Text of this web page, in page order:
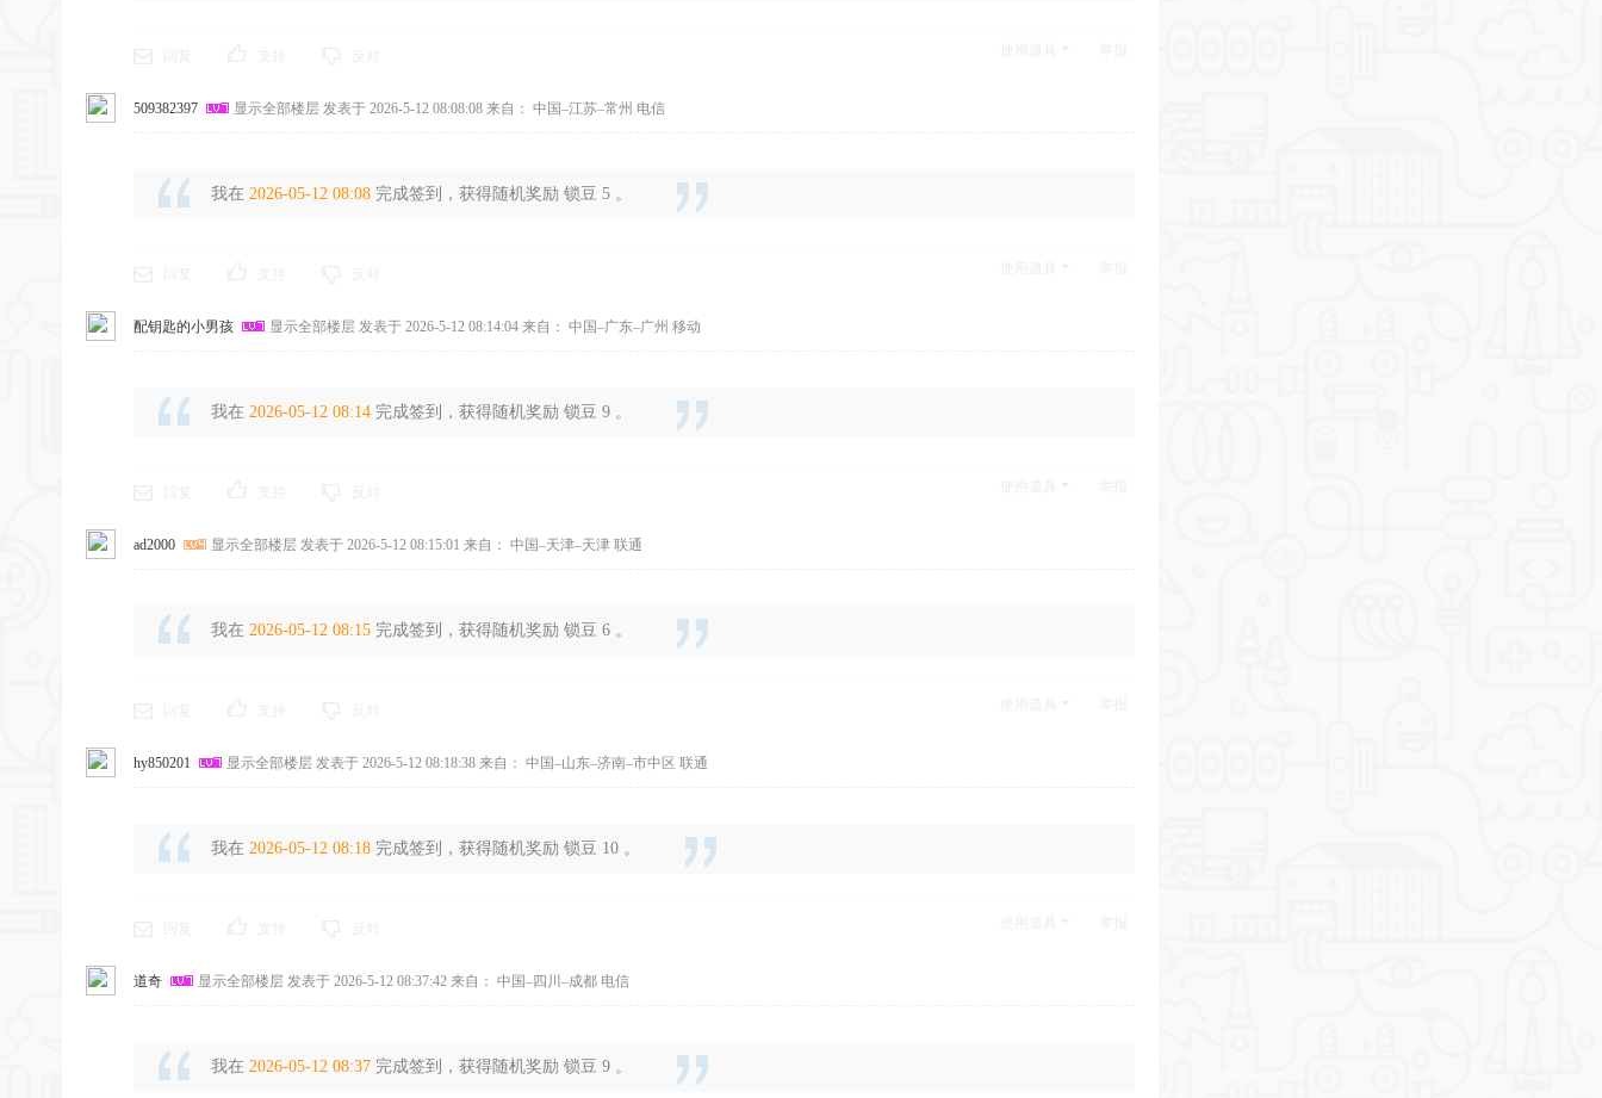
509382397 显示全部楼层 发表于 2026-5-12 08:08:08 来自： 中国–江苏–常州 电信
我在 2026-05-12 08:08 完成签到，获得随机奖励 锁豆 5 。
配钥匙的小男孩 显示全部楼层 发表于 2026-5-12 08:14:04 来自： 中国–广东–广州 移动
我在 2026-05-12 08:14 完成签到，获得随机奖励 锁豆 9 。
ad2000 显示全部楼层 发表于 2026-5-12 08:15:01 来自： 中国–天津–天津 联通
我在 2026-05-12 08:15 完成签到，获得随机奖励 锁豆 6 。
hy850201 显示全部楼层 发表于 2026-5-12 08:18:38 来自： 中国–山东–济南–市中区 联通
我在 2026-05-12 08:18 完成签到，获得随机奖励 锁豆 10 。
道奇 显示全部楼层 发表于 2026-5-12 08:37:42 来自： 中国–四川–成都 电信
我在 2026-05-12 08:37 完成签到，获得随机奖励 锁豆 9 。